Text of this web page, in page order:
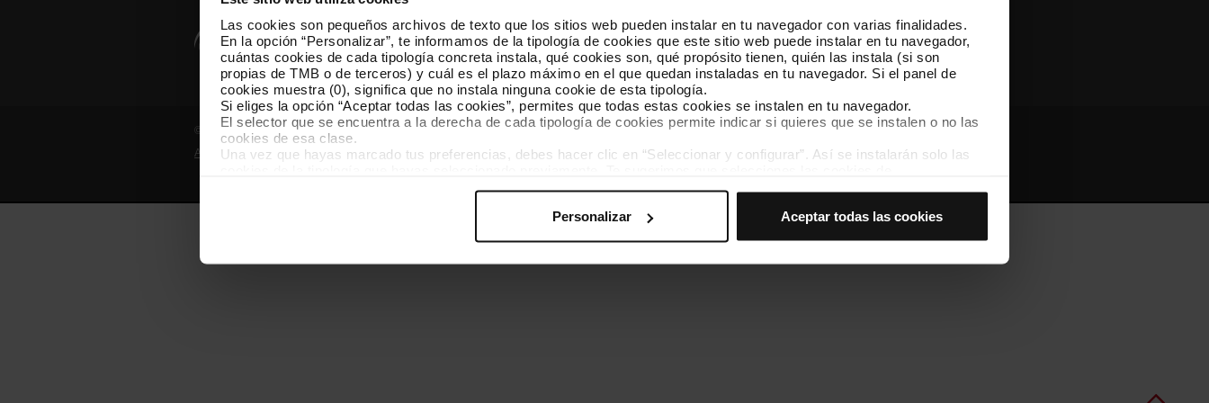
Las cookies son pequeños archivos de texto que los sitios web pueden instalar en tu navegador con varias finalidades.
En la opción “Personalizar”, te informamos de la tipología de cookies que este sitio web puede instalar en tu navegador,
cuántas cookies de cada tipología concreta instala, qué cookies son, qué propósito tienen, quién las instala (si son
propias de TMB o de terceros) y cuál es el plazo máximo en el que quedan instaladas en tu navegador. Si el panel de
cookies muestra (0), significa que no instala ninguna cookie de esta tipología.
Si eliges la opción “Aceptar todas las cookies”, permites que todas estas cookies se instalen en tu navegador.
El selector que se encuentra a la derecha de cada tipología de cookies permite indicar si quieres que se instalen o no las
cookies de esa clase.
Una vez que hayas marcado tus preferencias, debes hacer clic en “Seleccionar y configurar”. Así se instalarán solo las
personalización, porque permiten recordar tus opciones de navegación (como el idioma) y mejoran tu experiencia de
Las cookies necesarias son imprescindibles para el funcionamiento de la web y, por tanto, si no las aceptas, no puedes
“Gestor de cookies”, que encontrarás en el menú de la parte inferior de la web.
Personalizar Aceptar todas las cookies
Conócenos Contacta Otras webs de TMB
© Grupo TMB - Todos los derechos reservados
Aviso legal
Política de privacidad Política de cookies Gestor de cookies Accesibilidad Mapa web Webs de interés Intranet